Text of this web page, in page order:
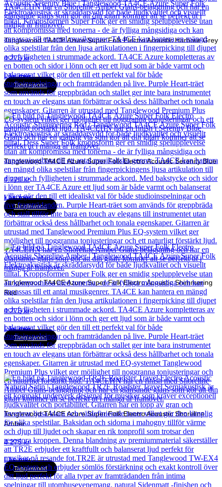
Tanglewood TA4CE Azure Super Folk Electro Acoustic Harbour Grey
4 275kr
Läs mer
Tanglewood
Tanglewood TA4CE Azure Super Folk Electro Acoustic Serenity Blue
4 275kr
Läs mer
Tanglewood
Tanglewood TA4CE Azure Super Folk Electro Acoustic Shimmering
Red
4 275kr
Läs mer
Tanglewood
Tanglewood TA4CE Azure Super Folk Electro Acoustic Shoreline
Amber
4 275kr
Läs mer
Tanglewood